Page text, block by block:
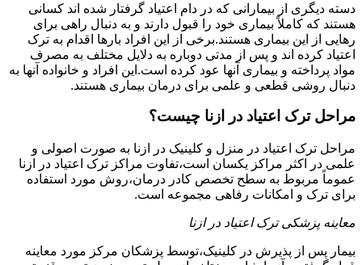
دسته دیگری از بیمارانی که در دام اعتیاد گرفتار شده اند کسانی
هستند که کاملاً بیماری خود را قبول دارند و به دنبال راهی برای
رهایی از این بیماری هستند.برخی از این افراد بارها اقدام به ترک
اعتیاد کرده اند و پس از مدتی دوباره به دلایل مختلف به مصرف
مواد پرداخته و بیماری آنها عود کرده است.این افراد و خانواده آنها به
دنبال روشی قطعی و علمی برای درمان بیماری هستند.
مراحل ترک اعتیاد در ازنا چیست؟
مراحل ترک اعتیاد در منزل و کلینیک در ازنا به صورت اصولی و
علمی در اکثر مراکز یکسان است،تفاوت مراکز ترک اعتیاد در ازنا
عموماً مربوط به سطح تخصص کادر درمان،روش مورد استفاده
برای ترک و امکانات رفاهی مجموعه است.
معاینه پزشکی ترک اعتیاد در ازنا
بیمار پس از پذیرش در کلینیک،توسط پزشکان مرکز مورد معاینه